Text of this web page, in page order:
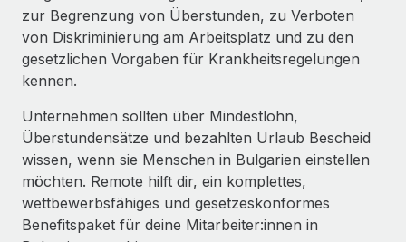
Background-Checks
Einfacheres Bewerber:innen-Screening
Compliance Watchtower
Lückenlose Compliance
Geräteverwaltung
Globale Bereitstellung und Verfolgung von IT-
Geräten
Gründung von Niederlassungen
Schnelle, rechtssichere Gründung von
FALLSTUDIEN
So hat der KI-Vorreiter Weaviate sein Team mit
Remote um 120 % vergrößert
Open-Source-Infrastrukturen. Das...
Mehr erfahren
Strategische Partnerschaft zwischen
Reverse Tech und Remote für Contractor
Alle Ressourcen anzeigen
BLOG
Globale Payroll
EOR und PEO
Contractor Management
Steuern
zur Begrenzung von Überstunden, zu Verboten
von Diskriminierung am Arbeitsplatz und zu den
gesetzlichen Vorgaben für Krankheits­regelungen
kennen.
Unternehmen sollten über Mindestlohn,
Überstundensätze und bezahlten Urlaub Bescheid
wissen, wenn sie Menschen in Bulgarien einstellen
möchten. Remote hilft dir, ein komplettes,
wettbewerbsfähiges und gesetzeskonformes
Benefitspaket für deine Mitarbeiter:innen in